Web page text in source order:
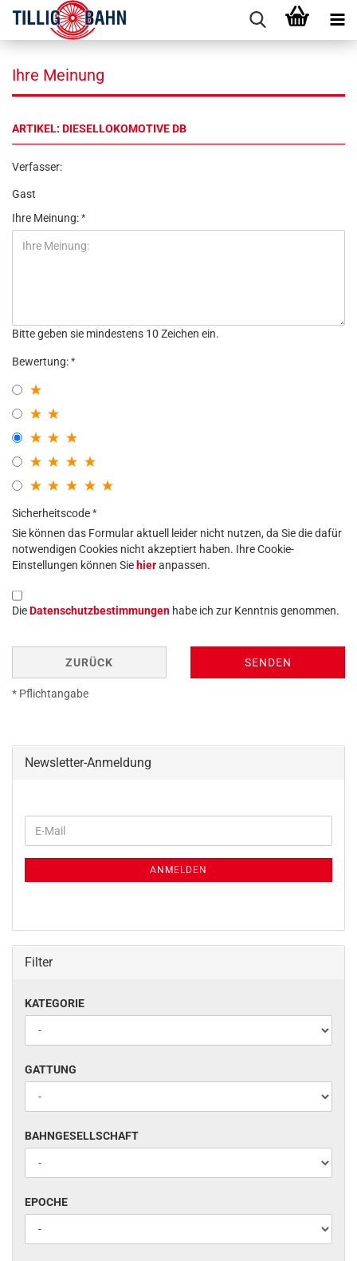
Ihre Meinung
ARTIKEL: DIESELLOKOMOTIVE DB
Verfasser:
Gast
Ihre Meinung:
Bitte geben sie mindestens 10 Zeichen ein.
Bewertung:
Sicherheitscode
Sie können das Formular aktuell leider nicht nutzen, da Sie die dafür
notwendigen Cookies nicht akzeptiert haben. Ihre Cookie-
Einstellungen können Sie hieranpassen.
DieDatenschutzbestimmungen habe ich zur Kenntnis genommen.
ZURÜCK SENDEN
* Pflichtangabe
Newsletter-Anmeldung
ZUR
E-
Mail
ANMELDEN
Filter
KATEGORIE
KATEGORIE
GATTUNG
GATTUNG
BAHNGESELLSCHAFT
BAHNGESELLSCHAFT
EPOCHE
EPOCHE